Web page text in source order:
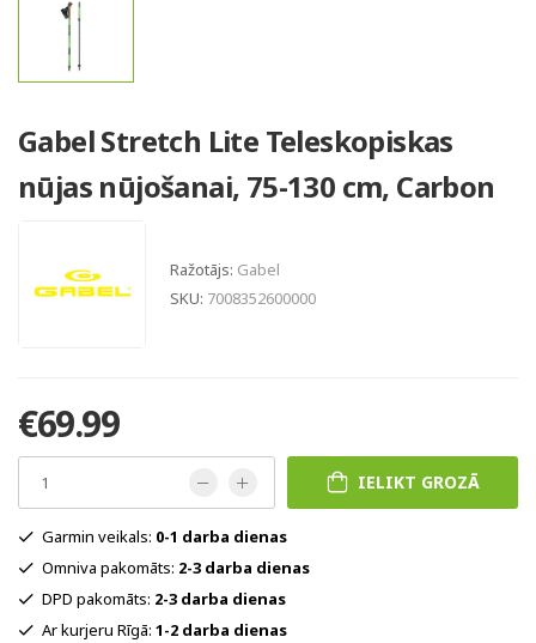
Gabel Stretch Lite Teleskopiskas
nūjas nūjošanai, 75-130 cm, Carbon
Ražotājs: Gabel
SKU: 7008352600000
€69.99
IELIKT GROZĀ
Garmin veikals: 0-1 darba dienas
Omniva pakomāts: 2-3 darba dienas
DPD pakomāts: 2-3 darba dienas
Ar kurjeru Rīgā: 1-2 darba dienas